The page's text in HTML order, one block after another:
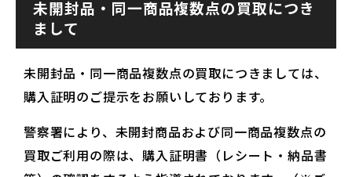
未開封品・同一商品複数点の買取につき
まして
未開封品・同一商品複数点の買取につきましては、
購入証明のご提示をお願いしております。
警察署により、未開封商品および同一商品複数点の
買取ご利用の際は、購入証明書（レシート・納品書